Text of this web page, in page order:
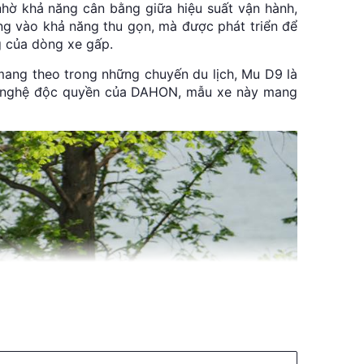
khả năng cân bằng giữa hiệu suất vận hành,
vào khả năng thu gọn, mà được phát triển để
dòng xe gấp.
theo trong những chuyến du lịch, Mu D9 là
độc quyền của DAHON, mẫu xe này mang